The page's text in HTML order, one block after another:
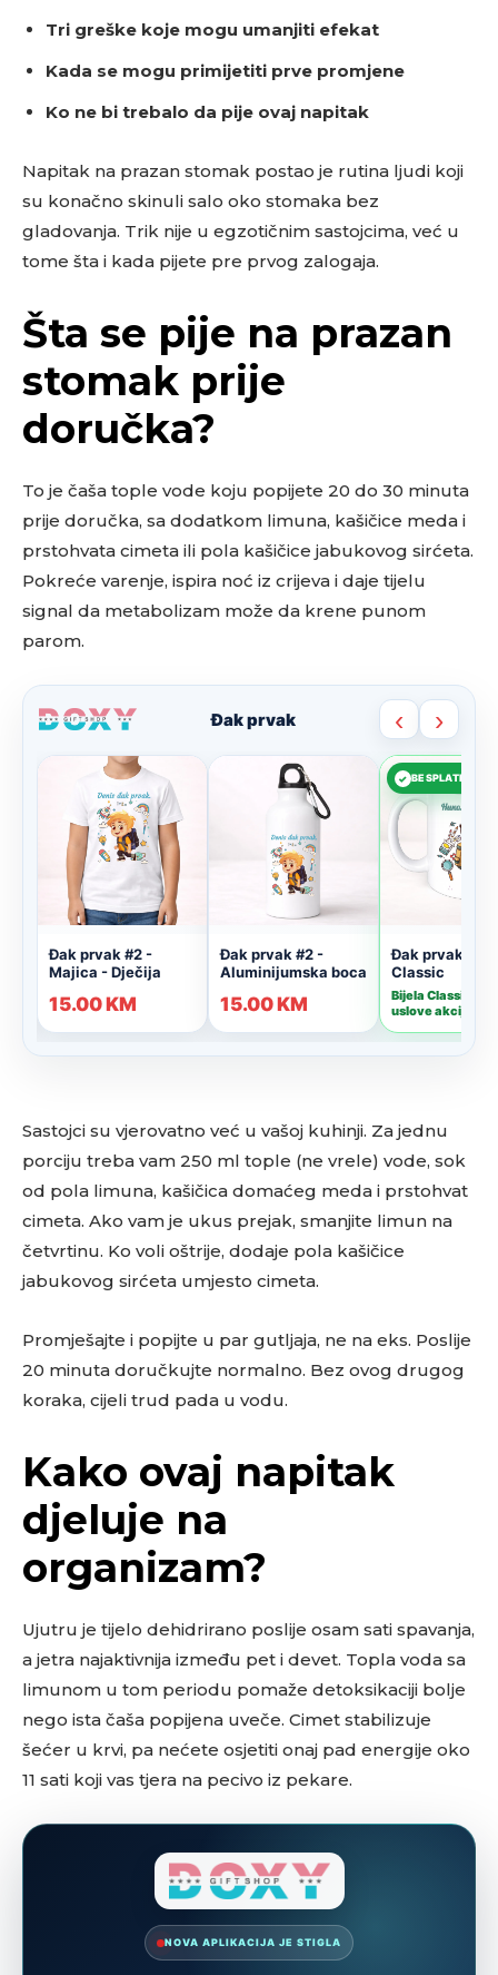
Tri greške koje mogu umanjiti efekat
Kada se mogu primijetiti prve promjene
Ko ne bi trebalo da pije ovaj napitak
Napitak na prazan stomak postao je rutina ljudi koji
su konačno skinuli salo oko stomaka bez
gladovanja. Trik nije u egzotičnim sastojcima, već u
tome šta i kada pijete pre prvog zalogaja.
Šta se pije na prazan
stomak prije
doručka?
To je čaša tople vode koju popijete 20 do 30 minuta
prije doručka, sa dodatkom limuna, kašičice meda i
prstohvata cimeta ili pola kašičice jabukovog sirćeta.
Pokreće varenje, ispira noć iz crijeva i daje tijelu
signal da metabolizam može da krene punom
parom.
Sastojci su vjerovatno već u vašoj kuhinji. Za jednu
porciju treba vam 250 ml tople (ne vrele) vode, sok
od pola limuna, kašičica domaćeg meda i prstohvat
cimeta. Ako vam je ukus prejak, smanjite limun na
četvrtinu. Ko voli oštrije, dodaje pola kašičice
jabukovog sirćeta umjesto cimeta.
Promješajte i popijte u par gutljaja, ne na eks. Poslije
20 minuta doručkujte normalno. Bez ovog drugog
koraka, cijeli trud pada u vodu.
Kako ovaj napitak
djeluje na
organizam?
Ujutru je tijelo dehidrirano poslije osam sati spavanja,
a jetra najaktivnija između pet i devet. Topla voda sa
limunom u tom periodu pomaže detoksikaciji bolje
nego ista čaša popijena uveče. Cimet stabilizuje
šećer u krvi, pa nećete osjetiti onaj pad energije oko
11 sati koji vas tjera na pecivo iz pekare.